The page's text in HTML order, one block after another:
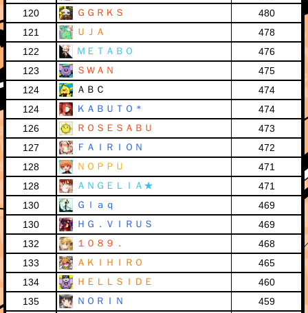
120
ＧＧＲＫＳ
480
121
ＵＪＡ
478
122
ＭＥＴＡＢＯ
476
123
ＳＷＡＮ
475
124
ＡＢＣ
474
124
ＫＡＢＵＴＯ＊
474
126
ＲＯＳＥＳＡＢＵ
473
127
ＦＡＩＲＩＯＮ
472
128
ＮＯＰＰＵ
471
128
ＡＮＧＥＬＩＡ★
471
130
Ｇｌａｑ
469
130
ＨＧ．ＶＩＲＵＳ
469
132
１０８９．
468
133
ＡＫＩＨＩＲＯ
465
134
ＨＥＬＬＳＩＤＥ
460
135
ＮＯＲＩＮ
459